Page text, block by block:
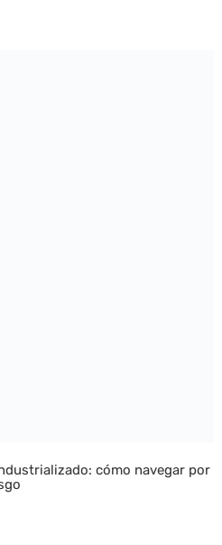
cómo navegar por